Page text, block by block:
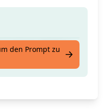
und eine Abfolge
den Prompt zu